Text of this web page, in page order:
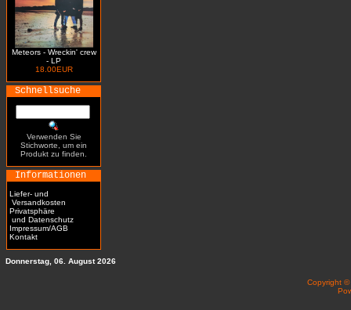
Meteors - Wreckin' crew
- LP
18.00EUR
Schnellsuche
Verwenden Sie
Stichworte, um ein
Produkt zu finden.
Informationen
Liefer- und
Versandkosten
Privatsphäre
und Datenschutz
Impressum/AGB
Kontakt
Donnerstag, 06. August 2026
Copyright